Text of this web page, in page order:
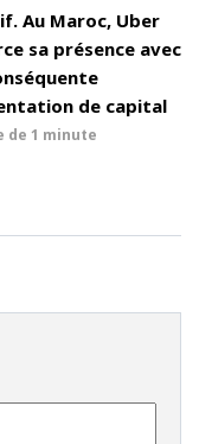
Au Maroc, Uber
sa présence avec
de capital
de 1 minute